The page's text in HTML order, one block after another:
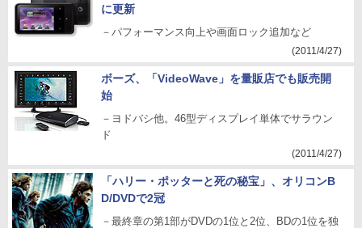
に更新
－パフォーマンス向上や画面ロック追加など
(2011/4/27)
ボーズ、「VideoWave」を量販店でも販売開
始
－ヨドバシ他。46型ディスプレイ単体でサラウン
ド
(2011/4/27)
「ハリー・ポッターと死の秘宝」、オリコンB
D/DVDで2冠
－最終章の第1部がDVDの1位と2位、BDの1位を独